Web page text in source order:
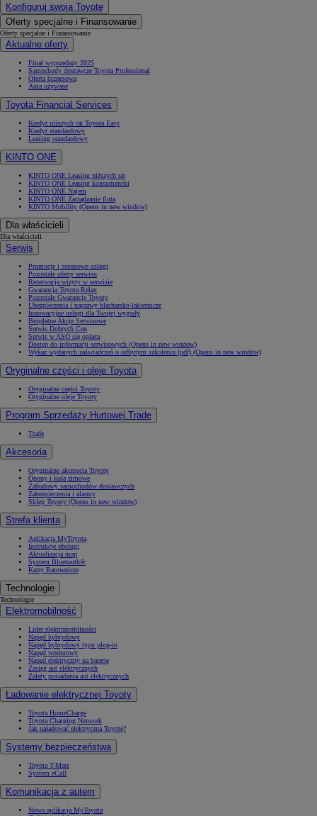
Konfiguruj swoją Toyotę
Oferty specjalne i Finansowanie
Oferty specjalne i Finansowanie
Aktualne oferty
Finał wyprzedaży 2025
Samochody dostawcze Toyota Professional
Oferta biznesowa
Auta używane
Toyota Financial Services
Kredyt niższych rat Toyota Easy
Kredyt standardowy
Leasing standardowy
KINTO ONE
KINTO ONE Leasing niższych rat
KINTO ONE Leasing konsumencki
KINTO ONE Najem
KINTO ONE Zarządzanie flotą
KINTO Mobility (Opens in new window)
Dla właścicieli
Dla właścicieli
Serwis
Promocje i sezonowe usługi
Pozostałe oferty serwisu
Rezerwacja wizyty w serwisie
Gwarancja Toyota Relax
Pozostałe Gwarancje Toyoty
Ubezpieczenia i naprawy blacharsko-lakiernicze
Innowacyjne usługi dla Twojej wygody
Bezpłatne Akcje Serwisowe
Serwis Dobrych Cen
Serwis w ASO się opłaca
Dostęp do informacji serwisowych (Opens in new window)
Wykaz wydanych zaświadczeń o odbytym szkoleniu (pdf) (Opens in new window)
Oryginalne części i oleje Toyota
Oryginalne części Toyoty
Oryginalne oleje Toyoty
Program Sprzedaży Hurtowej Trade
Trade
Akcesoria
Oryginalne akcesoria Toyoty
Opony i koła zimowe
Zabudowy samochodów dostawczych
Zabezpieczenia i alarmy
Sklep Toyoty (Opens in new window)
Strefa klienta
Aplikacja MyToyota
Instrukcje obsługi
Aktualizacja map
System Bluetooth®
Karty Ratownicze
Technologie
Technologie
Elektromobilność
Lider elektromobilności
Napęd hybrydowy
Napęd hybrydowy typu plug-in
Napęd wodorowy
Napęd elektryczny na baterię
Zasięg aut elektrycznych
Zalety posiadania aut elektrycznych
Ładowanie elektrycznej Toyoty
Toyota HomeCharge
Toyota Charging Network
Jak naładować elektryczną Toyotę?
Systemy bezpieczeństwa
Toyota T-Mate
System eCall
Komunikacja z autem
Nowa aplikacja MyToyota